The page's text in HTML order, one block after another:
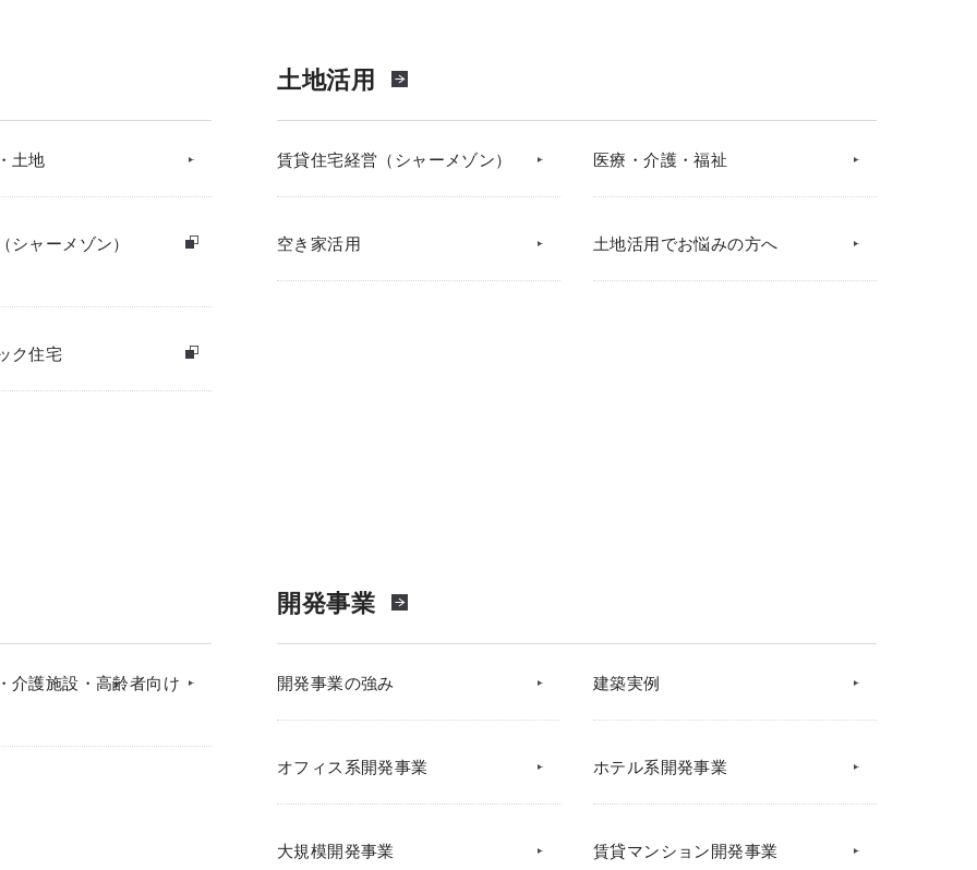
土地
シャーメゾン）
ク住宅
土地活用
賃貸住宅経営（シャーメゾン） 医療・介護・福祉
空き家活用 土地活用でお悩みの方へ
介護施設・高齢者向け
開発事業
開発事業の強み 建築実例
オフィス系開発事業 ホテル系開発事業
大規模開発事業 賃貸マンション開発事業